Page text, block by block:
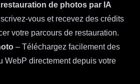
restauration de photos par IA
vous et recevez des crédits
votre parcours de restauration.
– Téléchargez facilement des
WebP directement depuis votre